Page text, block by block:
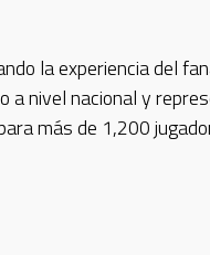
la experiencia del
nivel nacional y
más de 1,200